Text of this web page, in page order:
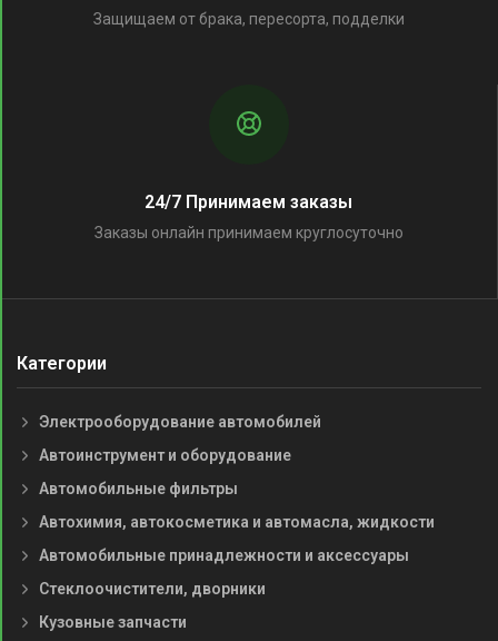
Защищаем от брака, пересорта, подделки
24/7 Принимаем заказы
Заказы онлайн принимаем круглосуточно
Категории
Электрооборудование автомобилей
Автоинструмент и оборудование
Автомобильные фильтры
Автохимия, автокосметика и автомасла, жидкости
Автомобильные принадлежности и аксессуары
Стеклоочистители, дворники
Кузовные запчасти